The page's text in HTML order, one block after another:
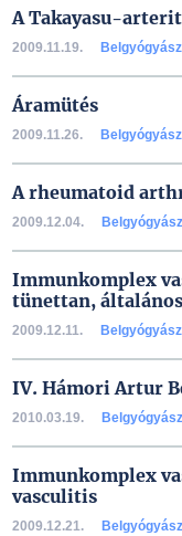
A Takayasu-
2009.11.19.
Áramütés
2009.11.26.
A rheumatoid
2009.12.04.
Immunkomplex
tünettan,
2009.12.11.
IV. Hámori Artur
2010.03.19.
Immunkomplex
vasculitis
2009.12.21.